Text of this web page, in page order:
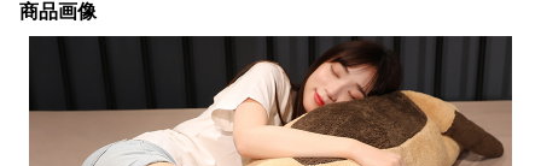
商品画像